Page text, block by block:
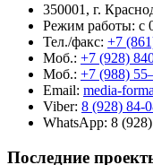
350001, г.
Режим работы: с
Тел./факс: +7
Моб.: +7 (928)
Моб.: +7 (988)
Email: media-
Viber: 8 (928) 84-
WhatsApp: 8
Последние